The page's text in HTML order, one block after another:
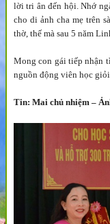
lời tri ân đến hội. Nhớ
cho di ảnh cha mẹ trên
thờ, thế mà sau 5 năm
Mong con gái tiếp nhận
nguồn động viên học
Tin: Mai chủ nhiệm –